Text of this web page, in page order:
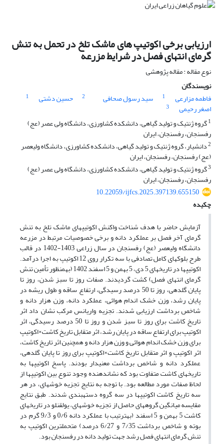
ارزیابی برخی اکوتیپ ‏های ماشک تلخ در تحمل به تنش
گرمای انتهای فصل در شرایط مزرعه
نوع مقاله : مقاله پژوهشی
نویسندگان
فاطمه مزارعی
1 سید رسول صحافی 2 حسین دشتی 1
اصغر رحیمی
3
1گروه ژنتیک و تولید گیاهی، دانشکده کشاورزی، دانشگاه ولی‏ عصر (عج)
رفسنجان، رفسنجان، ایران
2دانشیار، گروه ژنتیک و تولید گیاهی، دانشکده کشاورزی، دانشگاه ولی‏عصر
(عج) رفسنجان، رفسنجان، ایران
3گروه ژنتیک و تولید گیاهی، دانشکده کشاورزی، دانشگاه ولی ‏عصر (عج)
رفسنجان، رفسنجان، ایران
10.22059/ijfcs.2025.397139.655150
چکیده
آزمایش حاضر با هدف شناخت واکنش اکوتیپ‏های ماشک تلخ به تنش
گرمای آخر فصل بر عملکرد دانه و برخی خصوصیات مرتبط در مزرعه
دانشگاه ولی‏عصر (عج) رفسنجان در سال زراعی 1403-1402 در قالب
طرح بلوک‏های کامل تصادفی با سه تکرار روی 12 اکوتیپ به اجرا درآمد.
اکوتیپ‏ها در تاریخ‏های 5 دی، 5 بهمن و 5 اسفند 1402 (به‏منظور تأمین تنش
گرمای انتهای فصل) کشت گردیدند. صفات روز تا سبز شدن، روز تا
پایان گل‏دهی، روز تا 50 درصد رسیدگی، ارتفاع ساقه و طول ریشه در
پایان رشد، وزن خشک اندام هوائی، عملکرد دانه، وزن هزار دانه و
شاخص برداشت ارزیابی شدند. تجزیه واریانس مرکب نشان داد اثر
تاریخ کاشت برای روز تا سبز شدن و روز تا 50 درصد رسیدگی، اثر
اکوتیپ برای ارتفاع ساقه در پایان رشد، اثر متقابل تاریخ کاشت×اکوتیپ
برای وزن خشک اندام هوائی و وزن هزار دانه و همچنین اثر تاریخ کاشت،
اثر اکوتیپ و اثر متقابل تاریخ کاشت×اکوتیپ برای روز تا پایان گل‏دهی،
عملکرد دانه و شاخص برداشت معنی‏دار بودند. پاسخ اکوتیپ‏ها به
تاریخ‏های کاشت متفاوت بود که نشان‏دهنده وجود تنوع بین اکوتیپ‏ها از
لحاظ صفات مورد مطالعه بود. با توجه به نتایج تجزیه خوشه‏ای، در هر
سه تاریخ کاشت اکوتیپ‏ها در سه گروه دسته‏بندی شدند. طبق نتایج
مقایسه میانگین گروه‏های حاصل از تجزیه خوشه‏ای، یولقنلو در تاریخ‏های
کاشت 5 بهمن و 5 اسفند (به‏ترتیب با عملکرد دانه 0/6 و 9/3 گرم در
بوته و شاخص برداشت 7/35 و 6/27 درصد) متحمل‏ترین اکوتیپ به
تنش گرمای انتهای فصل رشد جهت تولید دانه در رفسنجان بود.